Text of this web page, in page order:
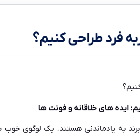
فرد طراحی کنیم؟
ایده های خلاقانه و فونت ها
به یادماندنی هستند. یک لوگوی